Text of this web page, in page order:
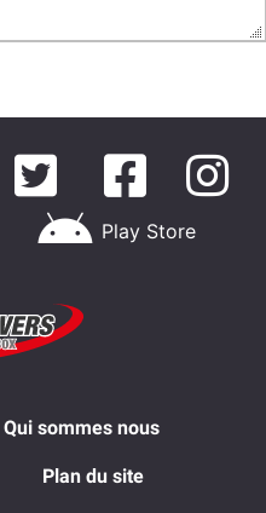
Play Store
Qui sommes nous
Plan du site